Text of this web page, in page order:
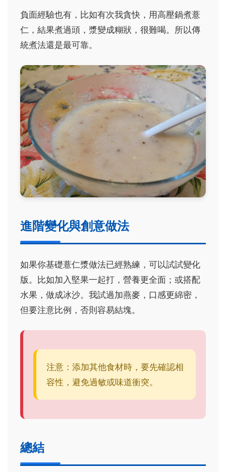
負面經驗也有，比如有次我貪快，用高壓鍋煮薏
仁，結果煮過頭，漿變成糊狀，很難喝。所以傳
統煮法還是最可靠。
進階變化與創意做法
如果你基礎薏仁漿做法已經熟練，可以試試變化
版。比如加入堅果一起打，營養更全面；或搭配
水果，做成冰沙。我試過加燕麥，口感更綿密，
但要注意比例，否則容易結塊。
注意：添加其他食材時，要先確認相
容性，避免過敏或味道衝突。
總結